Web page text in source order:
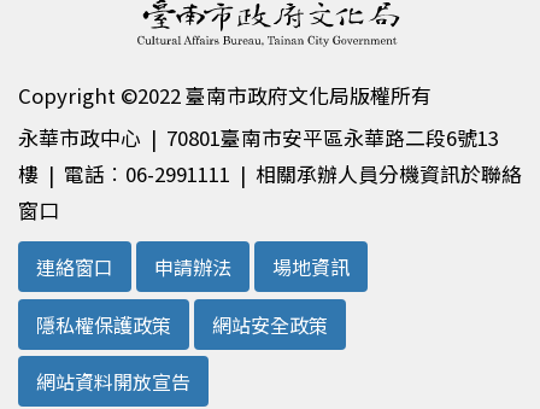
Copyright ©2022 臺南市政府文化局版權所有
永華市政中心 | 70801臺南市安平區永華路二段6號13
樓 | 電話︰06-2991111 | 相關承辦人員分機資訊於聯絡
窗口
連絡窗口
申請辦法
場地資訊
隱私權保護政策
網站安全政策
網站資料開放宣告